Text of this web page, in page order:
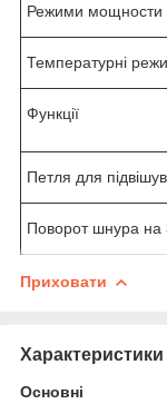
Режими мощности
Температурні
Функції
Петля для
Поворот шнура на
Приховати
Характеристики
Основні